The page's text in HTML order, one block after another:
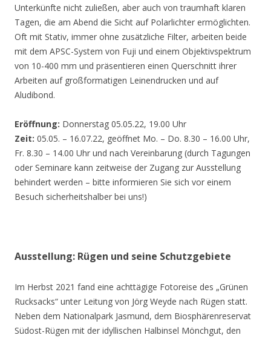
Unterkünfte nicht zuließen, aber auch von traumhaft klaren
Tagen, die am Abend die Sicht auf Polarlichter ermöglichten.
Oft mit Stativ, immer ohne zusätzliche Filter, arbeiten beide
mit dem APSC-System von Fuji und einem Objektivspektrum
von 10-400 mm und präsentieren einen Querschnitt ihrer
Arbeiten auf großformatigen Leinendrucken und auf
Aludibond.
Eröffnung: Donnerstag 05.05.22, 19.00 Uhr
Zeit: 05.05. – 16.07.22, geöffnet Mo. – Do. 8.30 – 16.00 Uhr,
Fr. 8.30 – 14.00 Uhr und nach Vereinbarung (durch Tagungen
oder Seminare kann zeitweise der Zugang zur Ausstellung
behindert werden – bitte informieren Sie sich vor einem
Besuch sicherheitshalber bei uns!)
Ausstellung: Rügen und seine Schutzgebiete
Im Herbst 2021 fand eine achttägige Fotoreise des „Grünen
Rucksacks“ unter Leitung von Jörg Weyde nach Rügen statt.
Neben dem Nationalpark Jasmund, dem Biosphärenreservat
Südost-Rügen mit der idyllischen Halbinsel Mönchgut, den